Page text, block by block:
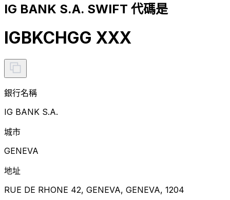
IG BANK S.A. SWIFT 代碼是
IGBKCHGG XXX
銀行名稱
IG BANK S.A.
城市
GENEVA
地址
RUE DE RHONE 42, GENEVA, GENEVA, 1204